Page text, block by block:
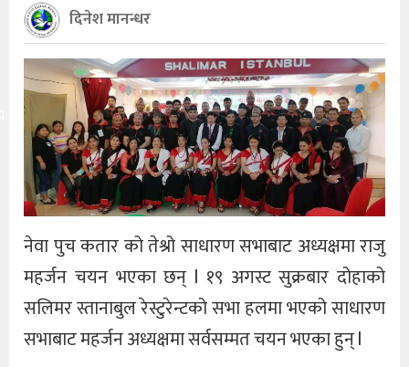
दिनेश मानन्धर
नेवा पुच कतार को तेश्रो साधारण सभाबाट अध्यक्षमा राजु
महर्जन चयन भएका छन् l १९ अगस्ट सुक्रबार दोहाको
सलिमर स्तानाबुल रेस्टुरेन्टको सभा हलमा भएको साधारण
सभाबाट महर्जन अध्यक्षमा सर्वसम्मत चयन भएका हुन् l